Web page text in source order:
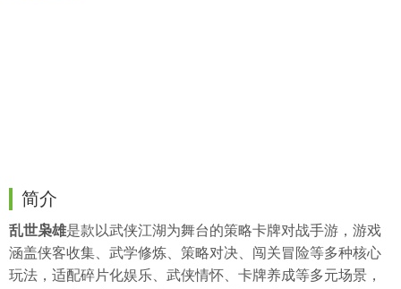
简介
乱世枭雄是款以武侠江湖为舞台的策略卡牌对战手游，游戏
涵盖侠客收集、武学修炼、策略对决、闯关冒险等多种核心
玩法，适配碎片化娱乐、武侠情怀、卡牌养成等多元场景，